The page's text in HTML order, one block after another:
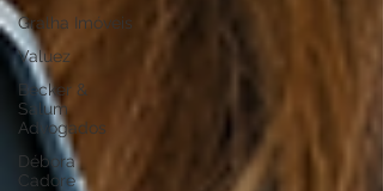
Gralha Imóveis
Valuez
Becker &
Salum
Advogados
Débora
Cadore